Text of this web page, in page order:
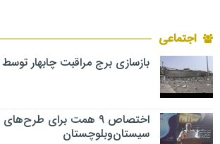
اجتماعی
بازسازی برج مراقبت چابهار
اختصاص ۹ همت برای
سیستان‌وبلوچستان